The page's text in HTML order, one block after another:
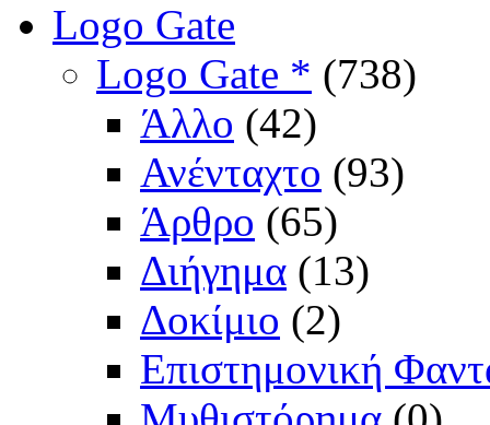
Logo Gate
Logo Gate * (738)
Άλλο (42)
Ανένταχτο (93)
Άρθρο (65)
Διήγημα (13)
Δοκίμιο (2)
Επιστημονική